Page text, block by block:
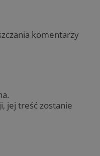
komentarzy
jej treść zostanie